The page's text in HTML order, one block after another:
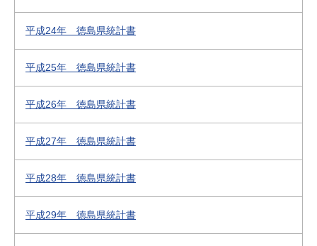
平成24年 徳島県統計書
平成25年 徳島県統計書
平成26年 徳島県統計書
平成27年 徳島県統計書
平成28年 徳島県統計書
平成29年 徳島県統計書